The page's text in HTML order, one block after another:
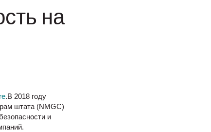
на
.В 2018 году
штата (NMGC)
и